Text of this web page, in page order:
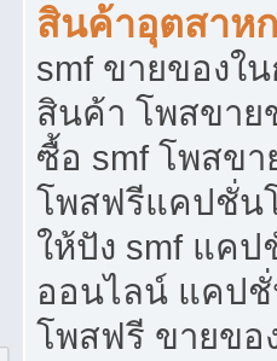
สินค้าอุตสาห
smf ขายของใ
สินค้า โพสขาย
ซื้อ smf โพสข
โพสฟรีแคปชั่น
ให้ปัง smf แค
ออนไลน์ แคป
โพสฟรี ขายขอ